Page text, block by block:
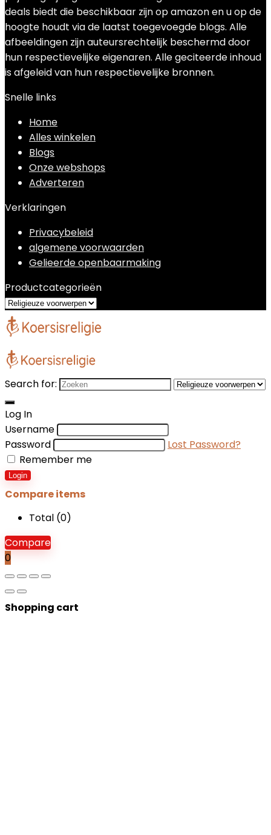
deals biedt die beschikbaar zijn op amazon en u op de
hoogte houdt via de laatst toegevoegde blogs. Alle
afbeeldingen zijn auteursrechtelijk beschermd door
hun respectievelijke eigenaren. Alle geciteerde inhoud
is afgeleid van hun respectievelijke bronnen.
Snelle links
Home
Alles winkelen
Blogs
Onze webshops
Adverteren
Verklaringen
Privacybeleid
algemene voorwaarden
Gelieerde openbaarmaking
Productcategorieën
Search for:
Log In
Username
Password
Lost Password?
Remember me
Login
Compare items
Total (0)
Compare
0
Shopping cart